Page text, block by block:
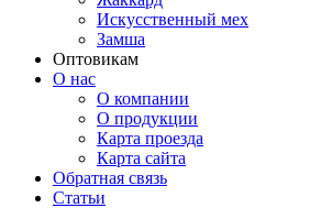
Искусственный мех
Замша
Оптовикам
О нас
О компании
О продукции
Карта проезда
Карта сайта
Обратная связь
Статьи